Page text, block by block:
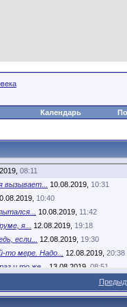
Календарь
08:11
вызывает... 10.08.2019, 10:31
10:40
10.08.2019, 11:42
я... 12.08.2019, 19:18
если... 12.08.2019, 19:30
то мере. Надо... 12.08.2019, 20:38
и то же... 13.08.2019, 08:51
11:07
это...13.08.2019,11:47